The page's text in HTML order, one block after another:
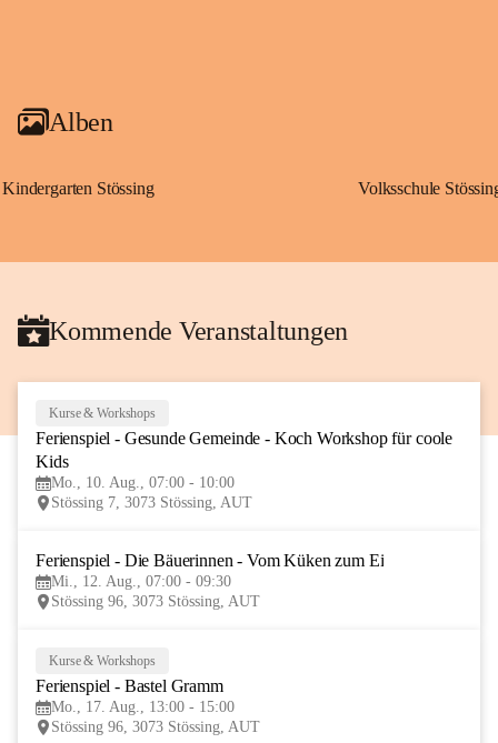
Alben
Kindergarten Stössing Volksschule
Kommende Veranstaltungen
AUG
Kurse & Workshops
Ferienspiel - Gesunde Gemeinde - Koch Workshop für coole
Kids
Mo., 10. Aug., 07:00 - 10:00
Stössing 7, 3073 Stössing, AUT
Ferienspiel - Die Bäuerinnen - Vom Küken zum Ei
Mi., 12. Aug., 07:00 - 09:30
Stössing 96, 3073 Stössing, AUT
Kurse & Workshops
Ferienspiel - Bastel Gramm
Mo., 17. Aug., 13:00 - 15:00
Stössing 96, 3073 Stössing, AUT